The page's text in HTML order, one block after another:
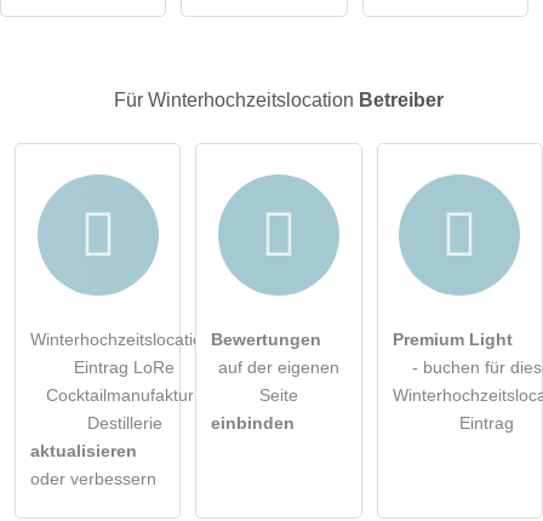
Besucher sichtbar
.
Für Winterhochzeitslocation Betreiber
Winterhochzeitslocation-
Eintrag LoRe
Cocktailmanufaktur |
Destillerie
aktualisieren
oder verbessern
Bewertungen
auf der eigenen
Seite
einbinden
Premium Light
- buchen für
Eintrag